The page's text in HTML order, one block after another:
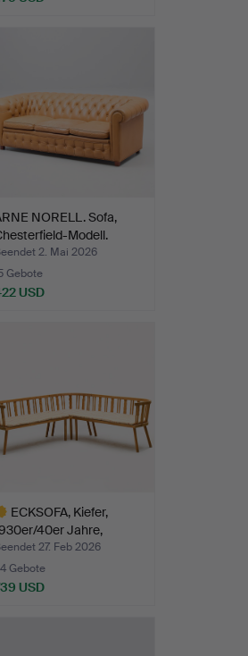
NORELL. Sofa,
Modell.
2. Mai 2026
Gebote
USD
ECKSOFA, Kiefer,
40er Jahre,
27. Feb 2026
Gebote
USD